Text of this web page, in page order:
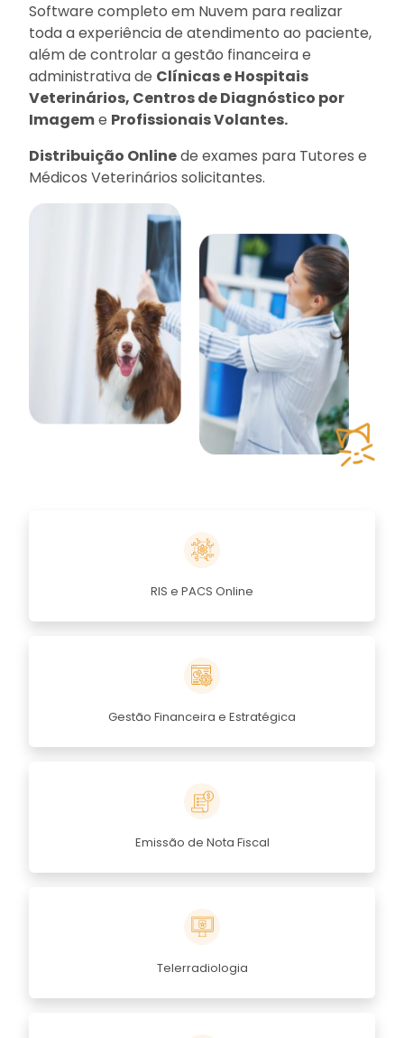
Software completo em Nuvem para realizar
toda a experiência de atendimento ao paciente,
além de controlar a gestão financeira e
administrativa de Clínicas e Hospitais
Veterinários, Centros de Diagnóstico por
Imageme Profissionais Volantes.
Distribuição Onlinede exames para Tutores e
Médicos Veterinários solicitantes.
RIS e PACS Online
Gestão Financeira e Estratégica
Emissão de Nota Fiscal
Telerradiologia